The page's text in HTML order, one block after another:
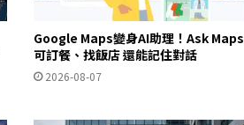
Google Maps變身AI助理！Ask Maps
可訂餐、找飯店 還能記住對話
2026-08-07